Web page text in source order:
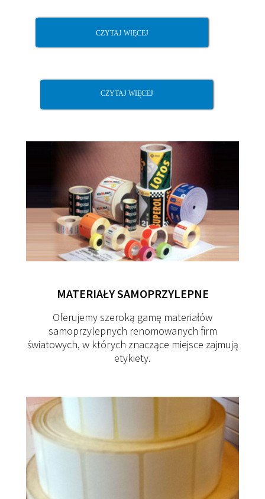
CZYTAJ WIĘCEJ
CZYTAJ WIĘCEJ
MATERIAŁYSAMOPRZYLEPNE
Oferujemy szeroką gamę materiałów
samoprzylepnych renomowanych firm
światowych, w których znaczące miejsce zajmują
etykiety.